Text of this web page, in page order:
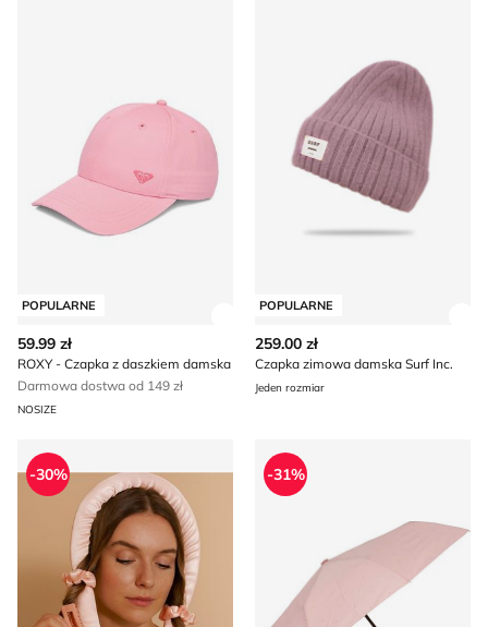
POPULARNE
59.99 zł
ROXY - Czapka z daszkiem damska
Darmowa dostwa od 149 zł
NOSIZE
POPULARNE
259.00 zł
Czapka zimowa damska Surf Inc.
Jeden rozmiar
Opaska do włosów na wiosnę Sinsay
-30%
OCHNIK - Parasol
-31%